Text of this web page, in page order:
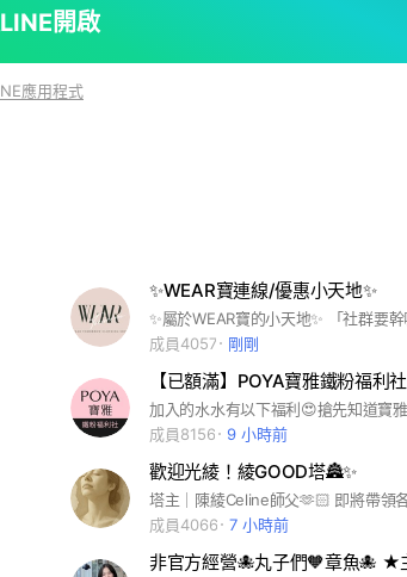
開啟
應用程式
✨WEAR寶連線/優惠小天地✨
成員4057
剛剛
【已額滿】POYA寶雅鐵粉福利社
成員8156
9 小時前
歡迎光綾！綾GOOD塔🏯✨
成員4066
7 小時前